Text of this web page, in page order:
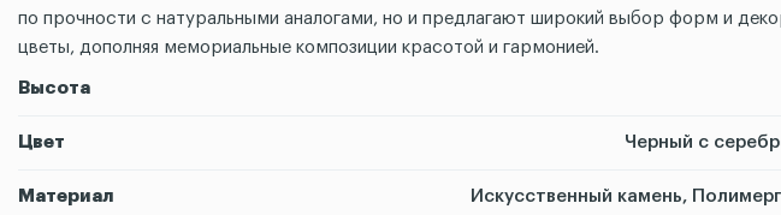
по прочности с натуральными аналогами, но и предлагают широкий выбор форм и
цветы, дополняя мемориальные композиции красотой и гармонией.
Высота
Цвет Черный с
Материал Искусственный камень,